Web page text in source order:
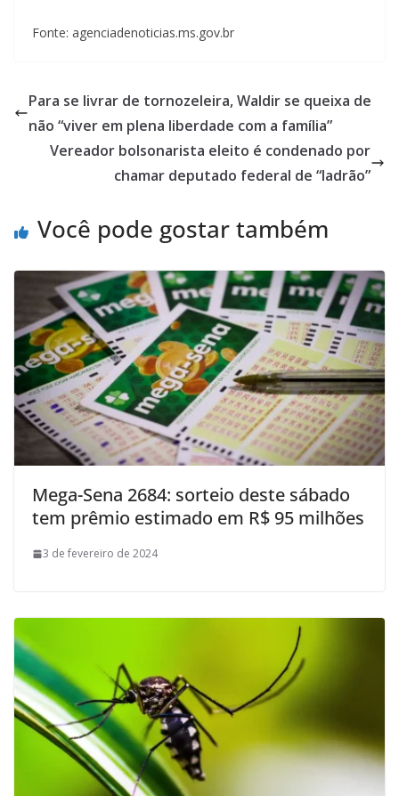
Fonte: agenciadenoticias.ms.gov.br
Para se livrar de tornozeleira, Waldir se queixa de
não “viver em plena liberdade com a família”
Vereador bolsonarista eleito é condenado por
chamar deputado federal de “ladrão”
Você pode gostar também
Mega-Sena 2684: sorteio deste sábado
tem prêmio estimado em R$ 95 milhões
3 de fevereiro de 2024